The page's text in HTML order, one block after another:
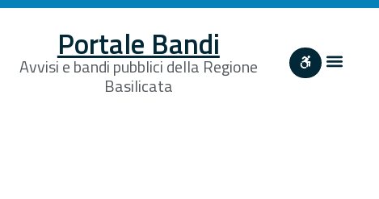
Portale Bandi
Avvisi e bandi pubblici della Regione
Basilicata